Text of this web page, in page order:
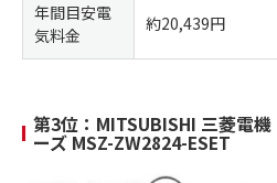
年間目安電
気料金
約20,439円
第3位：MITSUBISHI 三菱電
ーズ MSZ-ZW2824-ESET